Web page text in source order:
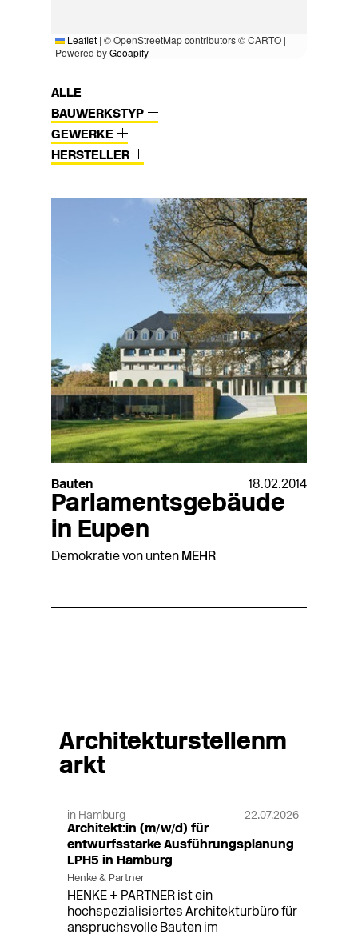
Leaflet | © OpenStreetMap contributors © CARTO |
Powered byGeoapify
ALLE
BAUWERKSTYP
GEWERKE
HERSTELLER
Bauten 18.02.2014
Parlamentsgebäude
in Eupen
Demokratie von unten MEHR
Architekturstellenm
arkt
in Hamburg 22.07.2026
Architekt:in (m/w/d) für
entwurfsstarke Ausführungsplanung
LPH5 in Hamburg
Henke & Partner
HENKE + PARTNER ist ein
hochspezialisiertes Architekturbüro für
anspruchsvolle Bauten im